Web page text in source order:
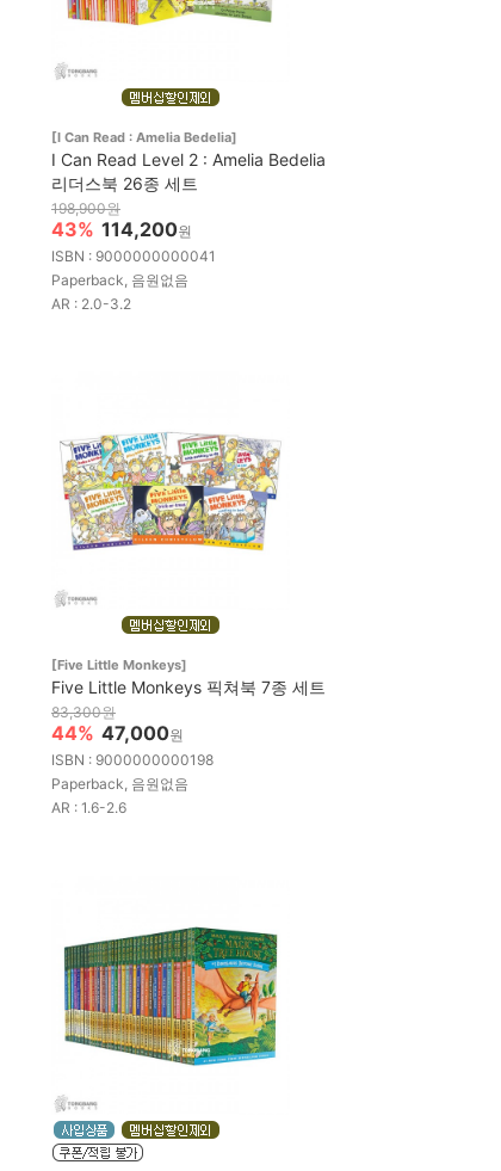
[I Can Read : Amelia Bedelia]
I Can Read Level 2 : Amelia Bedelia
리더스북 26종 세트
198,900원
43% 114,200원
ISBN : 9000000000041
Paperback, 음원없음
AR : 2.0-3.2
[Five Little Monkeys]
Five Little Monkeys 픽쳐북 7종 세트
83,300원
44% 47,000원
ISBN : 9000000000198
Paperback, 음원없음
AR : 1.6-2.6